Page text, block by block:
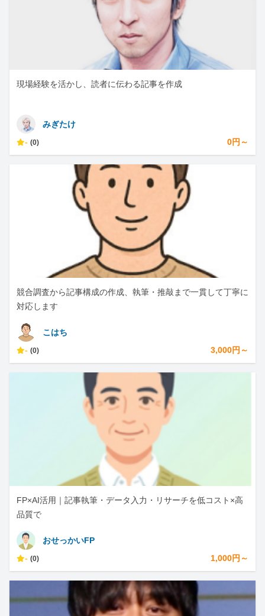
現場経験を活かし、読者に伝わる記事を作成
みぎたけ
- (0) 0円～
競合調査から記事構成の作成、執筆・推敲まで一貫して丁寧に
対応します
こはち
- (0) 3,000円～
FP×AI活用｜記事執筆・データ入力・リサーチを低コスト×高
品質で
おせっかいFP
- (0) 1,000円～